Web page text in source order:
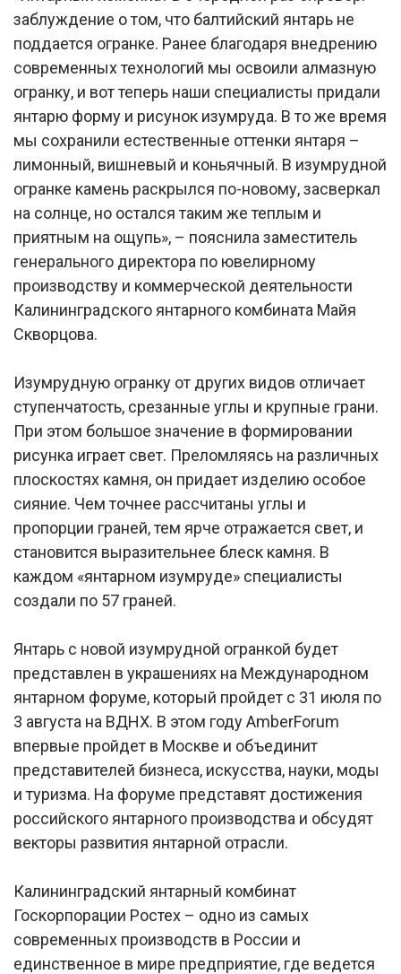
заблуждение о том, что балтийский янтарь не
поддается огранке. Ранее благодаря внедрению
современных технологий мы освоили алмазную
огранку, и вот теперь наши специалисты придали
янтарю форму и рисунок изумруда. В то же время
мы сохранили естественные оттенки янтаря –
лимонный, вишневый и коньячный. В изумрудной
огранке камень раскрылся по-новому, засверкал
на солнце, но остался таким же теплым и
приятным на ощупь», – пояснила заместитель
генерального директора по ювелирному
производству и коммерческой деятельности
Калининградского янтарного комбината Майя
Скворцова.
Изумрудную огранку от других видов отличает
ступенчатость, срезанные углы и крупные грани.
При этом большое значение в формировании
рисунка играет свет. Преломляясь на различных
плоскостях камня, он придает изделию особое
сияние. Чем точнее рассчитаны углы и
пропорции граней, тем ярче отражается свет, и
становится выразительнее блеск камня. В
каждом «янтарном изумруде» специалисты
создали по 57 граней.
Янтарь с новой изумрудной огранкой будет
представлен в украшениях на Международном
янтарном форуме, который пройдет с 31 июля по
3 августа на ВДНХ. В этом году AmberForum
впервые пройдет в Москве и объединит
представителей бизнеса, искусства, науки, моды
и туризма. На форуме представят достижения
российского янтарного производства и обсудят
векторы развития янтарной отрасли.
Калининградский янтарный комбинат
Госкорпорации Ростех – одно из самых
современных производств в России и
единственное в мире предприятие, где ведется